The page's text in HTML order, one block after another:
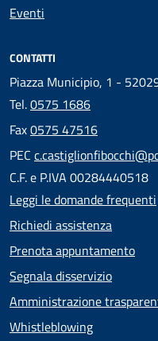
Eventi
CONTATTI
Piazza Municipio, 1 -
Tel.0575 1686
Fax0575 47516
PEC
C.F. e P.IVA 00284440518
Leggi le domande frequenti
Richiedi assistenza
Prenota appuntamento
Segnala disservizio
Amministrazione
Whistleblowing